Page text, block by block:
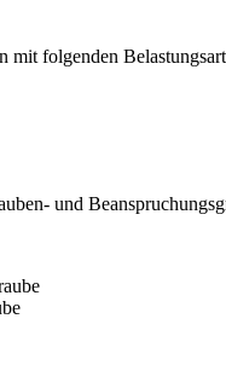
mit folgenden
und